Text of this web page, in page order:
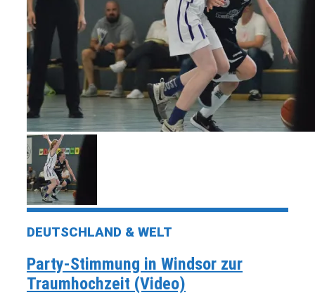
DEUTSCHLAND & WELT
Party-Stimmung in Windsor zur
Traumhochzeit (Video)